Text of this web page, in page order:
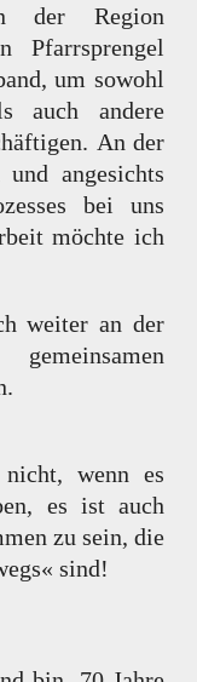
der Region
Pfarrsprengel
um sowohl
auch andere
An der
angesichts
bei uns
möchte ich
weiter an der
nicht, wenn es
es ist auch
zu sein, die
sind!